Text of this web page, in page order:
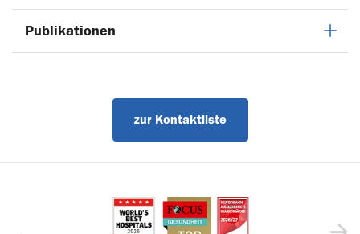
Publikationen
zur Kontaktliste